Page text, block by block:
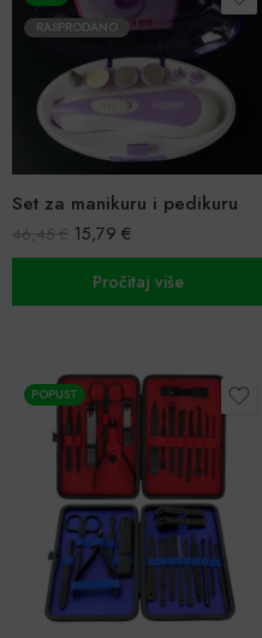
RASPRODANO
Set za manikuru i pedikuru
46,45€ 15,79 €
Pročitaj više
POPUST